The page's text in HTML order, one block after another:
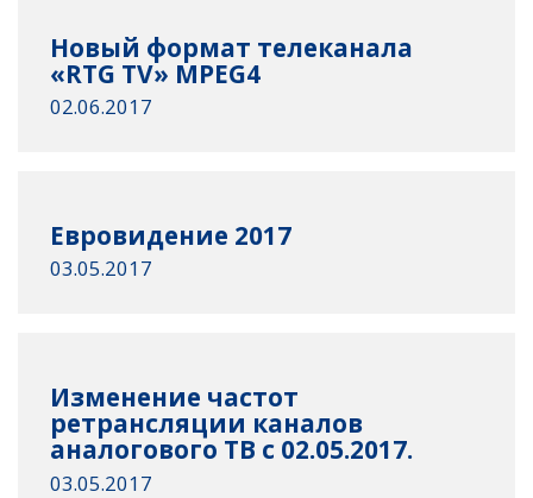
Новый формат телеканала
«RTG TV» MPEG4
02.06.2017
Евровидение 2017
03.05.2017
Изменение частот
ретрансляции каналов
аналогового ТВ с 02.05.2017.
03.05.2017